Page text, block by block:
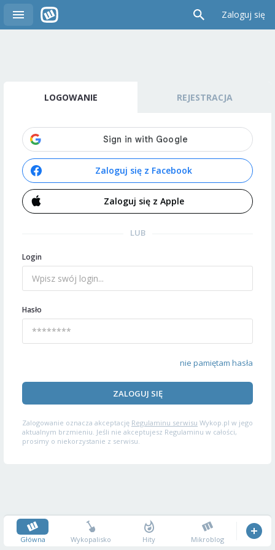
Zaloguj się
LOGOWANIE REJESTRACJA
Zaloguj się z Facebook
Zaloguj się z Apple
LUB
Login
Hasło
nie pamiętam hasła
ZALOGUJ SIĘ
Zalogowanie oznacza akceptację Regulaminu serwisu Wykop.pl w jego
aktualnym brzmieniu. Jeśli nie akceptujesz Regulaminu w całości,
prosimy o niekorzystanie z serwisu.
Główna Wykopalisko Hity Mikroblog